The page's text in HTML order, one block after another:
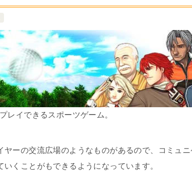
レイできるスポーツゲーム。
ヤーの交流広場のようなものがあるので、コミュニ
くことがもできるようになっています。